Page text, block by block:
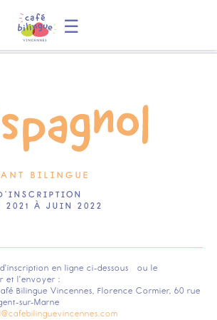
☰
BILINGUE
2021 À JUIN 2022
en ligne ci-dessous ou le
et l'envoyer :
Bilingue Vincennes, Florence Cormier, 60 rue
sur-Marne